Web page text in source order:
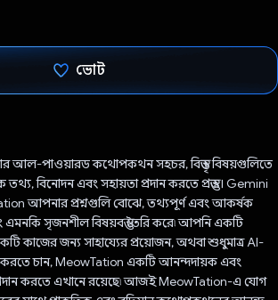
ভোট
আল-পাওয়ারড কথোপকথন সহচর, বিস্তৃত বিষয়গুলিতে
বিনোদন এবং সহায়তা প্রদান করতে প্রস্তুত। Gemini
আপনার প্রশ্নগুলি বোঝে, তথ্যপূর্ণ এবং আকর্ষক
এমনকি সৃজনশীল বিষয়বস্তু তৈরি করে৷ আপনি একটি
কাজের জন্য সাহায্যের প্রয়োজন, অথবা শুধুমাত্র Al-
করতে চান, MeowTation একটি আনন্দদায়ক এবং
করতে এখানে রয়েছে৷ আজই MeowTation-এ যোগ